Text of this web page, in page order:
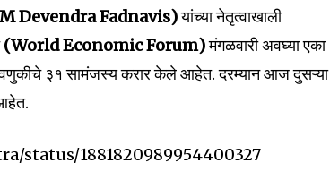
Devendra Fadnavis)यांच्या नेतृत्वाखाली
(World Economic Forum)मंगळवारी अवघ्या एका
३१ सामंजस्य करार केले आहेत. दरम्यान आज दुसऱ्या
status/1881820989954400327